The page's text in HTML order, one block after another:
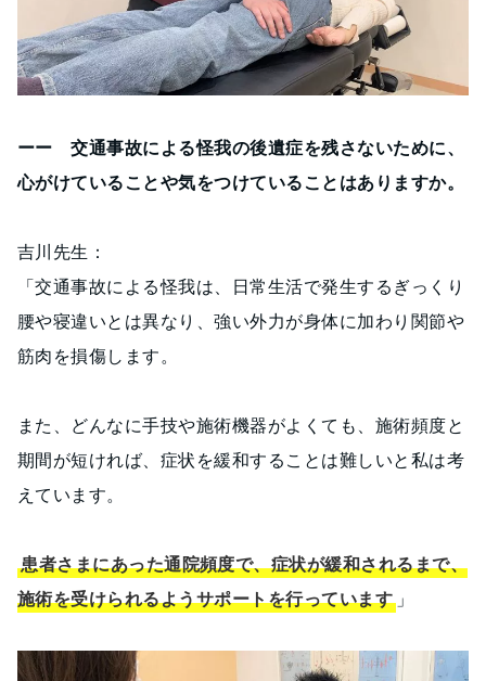
ーー 交通事故による怪我の後遺症を残さないために、
心がけていることや気をつけていることはありますか。
吉川先生：
「交通事故による怪我は、日常生活で発生するぎっくり
腰や寝違いとは異なり、強い外力が身体に加わり関節や
筋肉を損傷します。
また、どんなに手技や施術機器がよくても、施術頻度と
期間が短ければ、症状を緩和することは難しいと私は考
えています。
患者さまにあった通院頻度で、症状が緩和されるまで、
施術を受けられるようサポートを行っています 」